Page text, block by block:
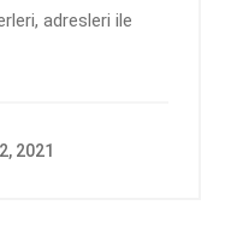
adresleri ile
2021